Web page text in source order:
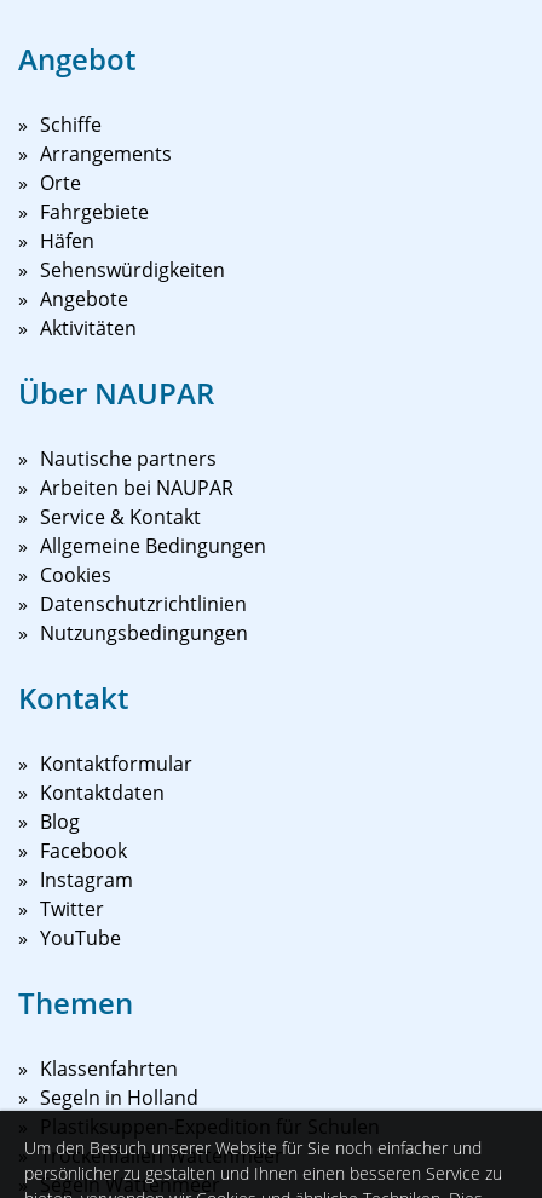
Angebot
Schiffe
Arrangements
Orte
Fahrgebiete
Häfen
Sehenswürdigkeiten
Angebote
Aktivitäten
Über NAUPAR
Nautische partners
Arbeiten bei NAUPAR
Service & Kontakt
Allgemeine Bedingungen
Cookies
Datenschutzrichtlinien
Nutzungsbedingungen
Kontakt
Kontaktformular
Kontaktdaten
Blog
Facebook
Instagram
Twitter
YouTube
Themen
Klassenfahrten
Segeln in Holland
Plastiksuppen-Expedition für Schulen
Trockenfallen Wattenmeer
Segeln Wattenmeer
Um den Besuch unserer Website für Sie noch einfacher und
persönlicher zu gestalten und Ihnen einen besseren Service zu